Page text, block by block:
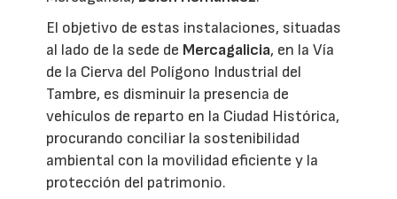
El objetivo de estas instalaciones, situadas
al lado de la sede de Mercagalicia, en la Vía
de la Cierva del Polígono Industrial del
Tambre, es disminuir la presencia de
vehículos de reparto en la Ciudad Histórica,
procurando conciliar la sostenibilidad
ambiental con la movilidad eficiente y la
protección del patrimonio.